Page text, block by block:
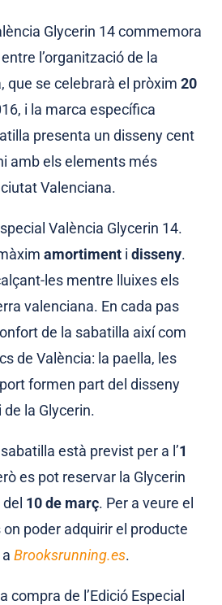
Glycerin 14 commemora
l’organització de la
que se celebrarà el pròxim20
i la marca específica
presenta un disseny cent
amb els elements més
Valenciana.
València Glycerin 14.
amortiment idisseny.
les mentre lluixes els
valenciana. En cada pas
de la sabatilla així com
de València: la paella, les
formen part del disseny
de la Glycerin.
està previst per a l’1
es pot reservar la Glycerin
10 de març. Per a veure el
on poder adquirir el producte
aBrooksrunning.es.
compra de l’Edició Especial